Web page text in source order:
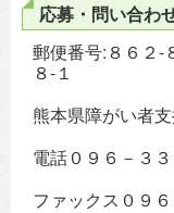
応募・問い合わ
郵便番号:８６２
８-１
熊本県障がい者
電話０９６－３
ファックス０９